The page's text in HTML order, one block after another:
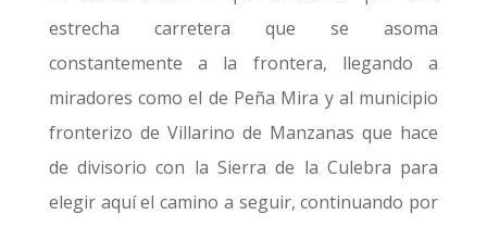
estrecha carretera que se asoma
constantemente a la frontera, llegando a
miradores como el de Peña Mira y al municipio
fronterizo de Villarino de Manzanas que hace
de divisorio con la Sierra de la Culebra para
elegir aquí el camino a seguir, continuando por